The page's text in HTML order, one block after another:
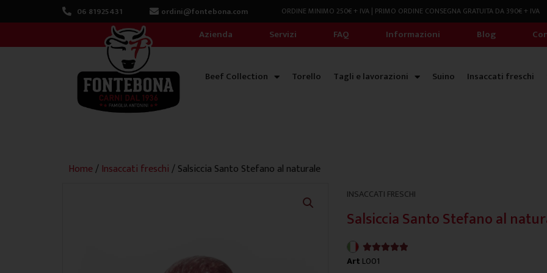
al
06 81925431 ordini@fontebona.com ORDINE MINIMO 250€ + IVA | PRIMO ORDINE CONSEGNA GRATUITA DA 390€ + IVA
Azienda
Servizi FAQ Informazioni Blog
Beef Collection Torello Tagli e lavorazioni Suino Insaccati freschi
Home/ Insaccati freschi/ Salsiccia Santo Stefano al naturale
INSACCATI FRESCHI
Salsiccia Santo Stefano al

Art L001